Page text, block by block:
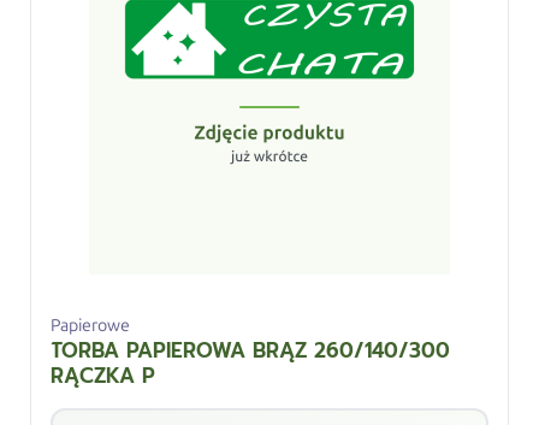
Papierowe
TORBA PAPIEROWA BRĄZ 260/140/300
RĄCZKA P